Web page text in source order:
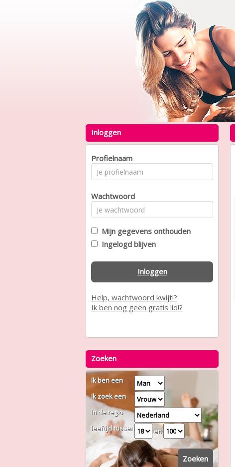
Inloggen
Profielnaam
Wachtwoord
Mijn gegevens onthouden
Ingelogd blijven
Inloggen
Help, wachtwoord kwijt!?
Ik ben nog geen gratis lid!?
Zoeken
Ik ben een
Ik zoek een
In de regio
leeftijd tussen
en
Zoeken